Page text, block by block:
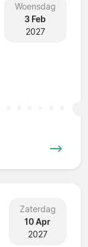
Woensdag
3 Feb
2027
Zaterdag
10 Apr
2027